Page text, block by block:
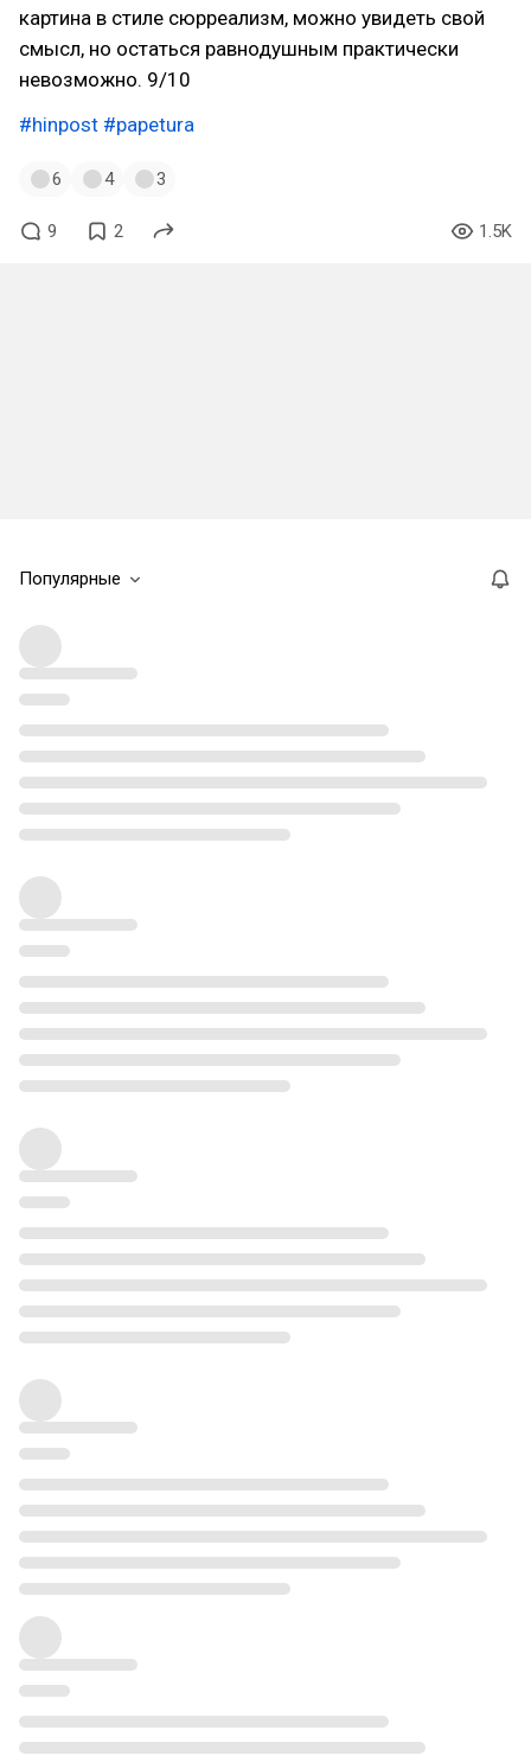
картина в стиле сюрреализм, можно увидеть свой
смысл, но остаться равнодушным практически
невозможно. 9/10
#hinpost #papetura
6 4 3
9 2 1.5K
Популярные